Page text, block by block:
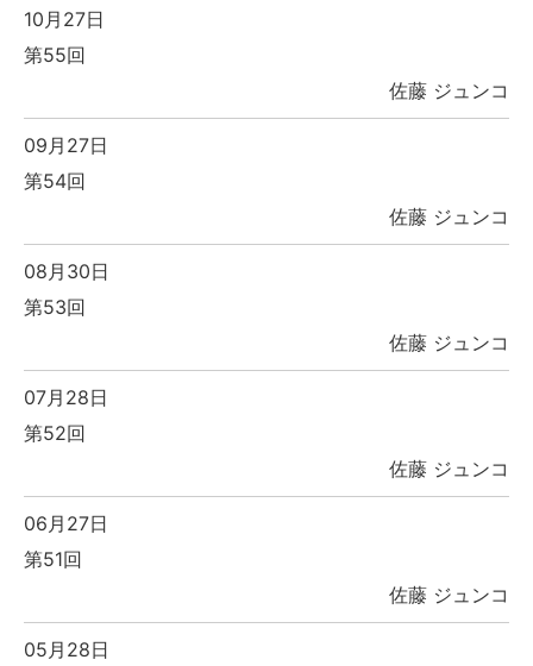
10月27日
第55回
佐藤 ジュンコ
09月27日
第54回
佐藤 ジュンコ
08月30日
第53回
佐藤 ジュンコ
07月28日
第52回
佐藤 ジュンコ
06月27日
第51回
佐藤 ジュンコ
05月28日